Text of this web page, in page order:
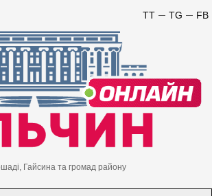
FB
TG
TT
Гайсина та громад району